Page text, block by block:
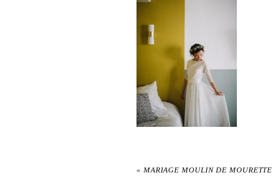
« MARIAGE MOULIN DE MOURETTE